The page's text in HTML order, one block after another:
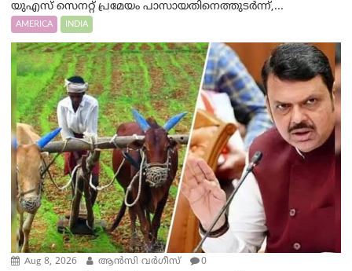
യുഎസ് സെനറ്റ് പ്രമേയം പാസായതിനെത്തുടർന്ന്,...
AMERICA INDIA
Aug 8, 2026 ആന്‍സി വര്‍ഗീസ് 0